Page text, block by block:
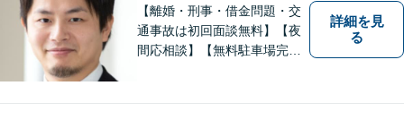
【離婚・刑事・借金問題・交
通事故は初回面談無料】【夜
間応相談】【無料駐車場完
語も丁寧に解説いたします。
詳細を見
る